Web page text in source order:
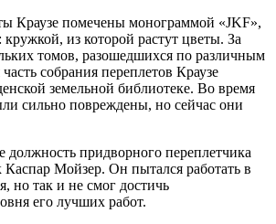
Краузе помечены монограммой «JKF»,
кружкой, из которой растут цветы. За
томов, разошедшихся по различным
собрания переплетов Краузе
земельной библиотеке. Во время
сильно повреждены, но сейчас они
должность придворного переплетчика
Мойзер. Он пытался работать в
но так и не смог достичь
его лучших работ.